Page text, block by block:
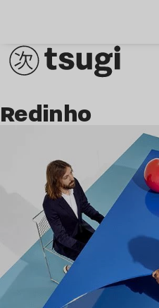
Redinho